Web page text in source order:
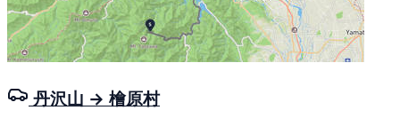
丹沢山 → 檜原村